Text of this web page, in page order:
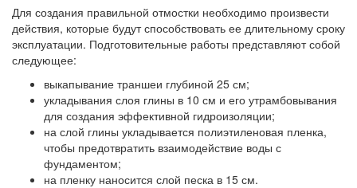
Для создания правильной отмостки необходимо произвести
действия, которые будут способствовать ее длительному сроку
эксплуатации. Подготовительные работы представляют собой
следующее:
выкапывание траншеи глубиной 25 см;
укладывания слоя глины в 10 см и его утрамбовывания
для создания эффективной гидроизоляции;
на слой глины укладывается полиэтиленовая пленка,
чтобы предотвратить взаимодействие воды с
фундаментом;
на пленку наносится слой песка в 15 см.